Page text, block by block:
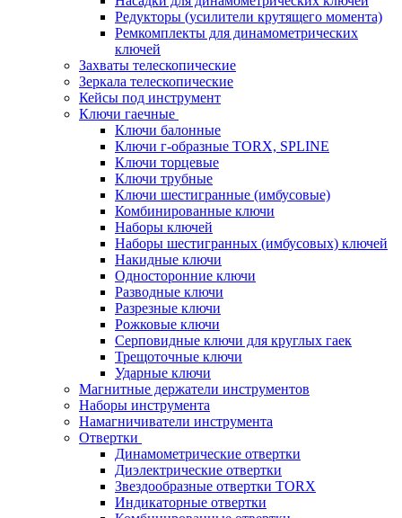
Редукторы (усилители крутящего момента)
Ремкомплекты для динамометрических
ключей
Захваты телескопические
Зеркала телескопические
Кейсы под инструмент
Ключи гаечные
Ключи балонные
Ключи г-образные TORX, SPLINE
Ключи торцевые
Ключи трубные
Ключи шестигранные (имбусовые)
Комбинированные ключи
Наборы ключей
Наборы шестигранных (имбусовых) ключей
Накидные ключи
Односторонние ключи
Разводные ключи
Разрезные ключи
Рожковые ключи
Серповидные ключи для круглых гаек
Трещоточные ключи
Ударные ключи
Магнитные держатели инструментов
Наборы инструмента
Намагничиватели инструмента
Отвертки
Динамометрические отвертки
Диэлектрические отвертки
Звездообразные отвертки TORX
Индикаторные отвертки